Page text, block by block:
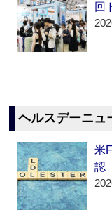
回
ヘルスデーニュ
米
認